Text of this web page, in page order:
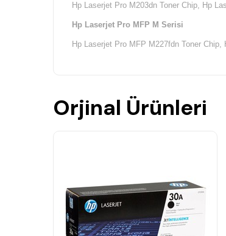
Hp Laserjet Pro M203dn Toner Chip, Hp
Hp Laserjet Pro MFP M Serisi
Hp Laserjet Pro MFP M227fdn Toner Chip,
Orjinal Ürünleri